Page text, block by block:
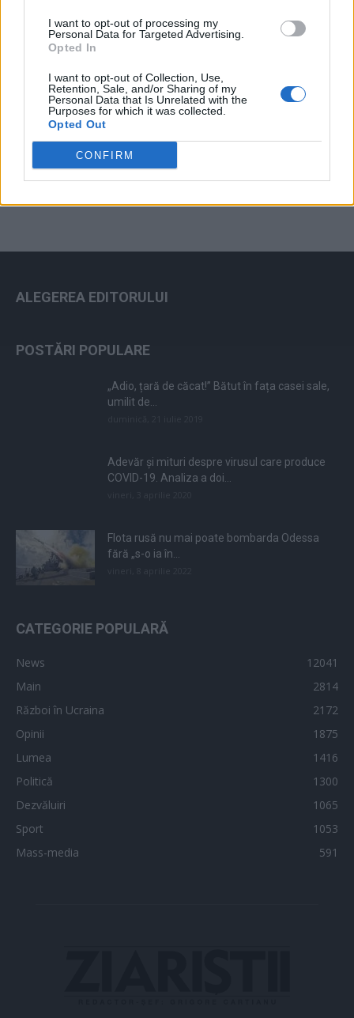
I want to opt-out of processing my
Personal Data for Targeted Advertising.
Opted In
I want to opt-out of Collection, Use,
Retention, Sale, and/or Sharing of my
Personal Data that Is Unrelated with the
Purposes for which it was collected.
Opted Out
CONFIRM ad
ALEGEREA EDITORULUI
POSTĂRI POPULARE
„Adio, țară de căcat!” Bătut în fața casei sale,
umilit de...
Adevăr și mituri despre virusul care produce
COVID-19. Analiza a doi...
Flota rusă nu mai poate bombarda Odessa
fără „s-o ia în...
CATEGORIE POPULARĂ
News
12041
Main
2814
Război în Ucraina
2172
Opinii
1875
Lumea
1416
Politică
1300
Dezvăluiri
1065
Sport
1053
Mass-media
591